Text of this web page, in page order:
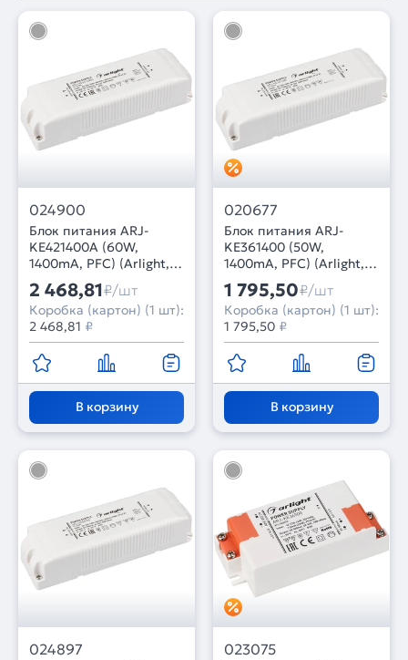
024900
Блок питания ARJ-
KE421400A (60W,
1400mA, PFC) (Arlight,
IP20 Пластик, 5 лет)
2 468,81₽/шт
Коробка (картон) (1 шт):
2 468,81 ₽
В корзину
020677
Блок питания ARJ-
KE361400 (50W,
1400mA, PFC) (Arlight,
IP20 Пластик, 5 лет)
1 795,50₽/шт
Коробка (картон) (1 шт):
1 795,50 ₽
В корзину
024897 023075